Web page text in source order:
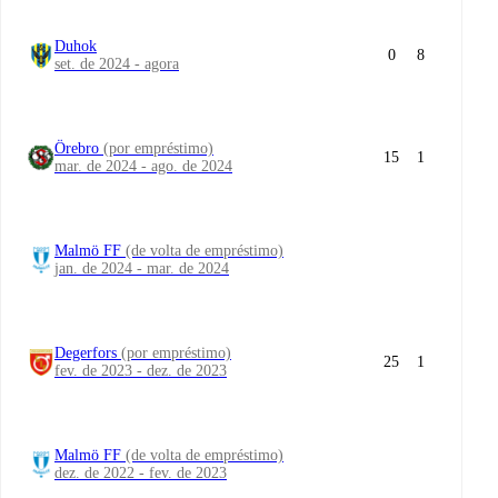
Duhok
set. de 2024 - agora
0 8
Örebro (por empréstimo)
mar. de 2024 - ago. de 2024
15 1
Malmö FF (de volta de empréstimo)
jan. de 2024 - mar. de 2024
Degerfors (por empréstimo)
fev. de 2023 - dez. de 2023
25 1
Malmö FF (de volta de empréstimo)
dez. de 2022 - fev. de 2023